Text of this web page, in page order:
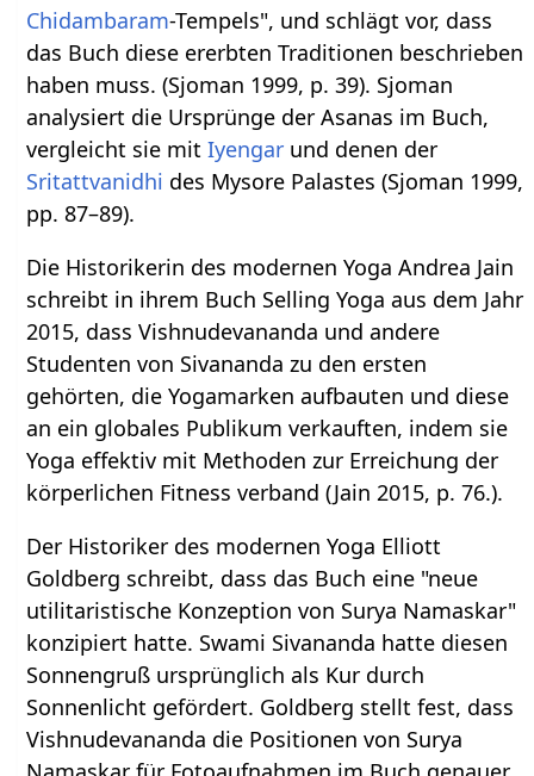
Chidambaram-Tempels", und schlägt vor, dass
das Buch diese ererbten Traditionen beschrieben
haben muss. (Sjoman 1999, p. 39). Sjoman
analysiert die Ursprünge der Asanas im Buch,
vergleicht sie mitIyengar und denen der
Sritattvanidhi des Mysore Palastes (Sjoman 1999,
pp. 87–89).
Die Historikerin des modernen Yoga Andrea Jain
schreibt in ihrem Buch Selling Yoga aus dem Jahr
2015, dass Vishnudevananda und andere
Studenten von Sivananda zu den ersten
gehörten, die Yogamarken aufbauten und diese
an ein globales Publikum verkauften, indem sie
Yoga effektiv mit Methoden zur Erreichung der
körperlichen Fitness verband (Jain 2015, p. 76.).
Der Historiker des modernen Yoga Elliott
Goldberg schreibt, dass das Buch eine "neue
utilitaristische Konzeption von Surya Namaskar"
konzipiert hatte. Swami Sivananda hatte diesen
Sonnengruß ursprünglich als Kur durch
Sonnenlicht gefördert. Goldberg stellt fest, dass
Vishnudevananda die Positionen von Surya